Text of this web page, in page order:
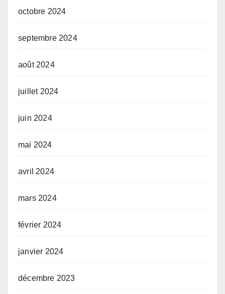
octobre 2024
septembre 2024
août 2024
juillet 2024
juin 2024
mai 2024
avril 2024
mars 2024
février 2024
janvier 2024
décembre 2023